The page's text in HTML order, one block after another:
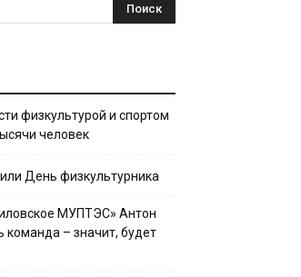
физкультурой и спортом
человек
День физкультурника
МУПТЭС» Антон
команда – значит, будет